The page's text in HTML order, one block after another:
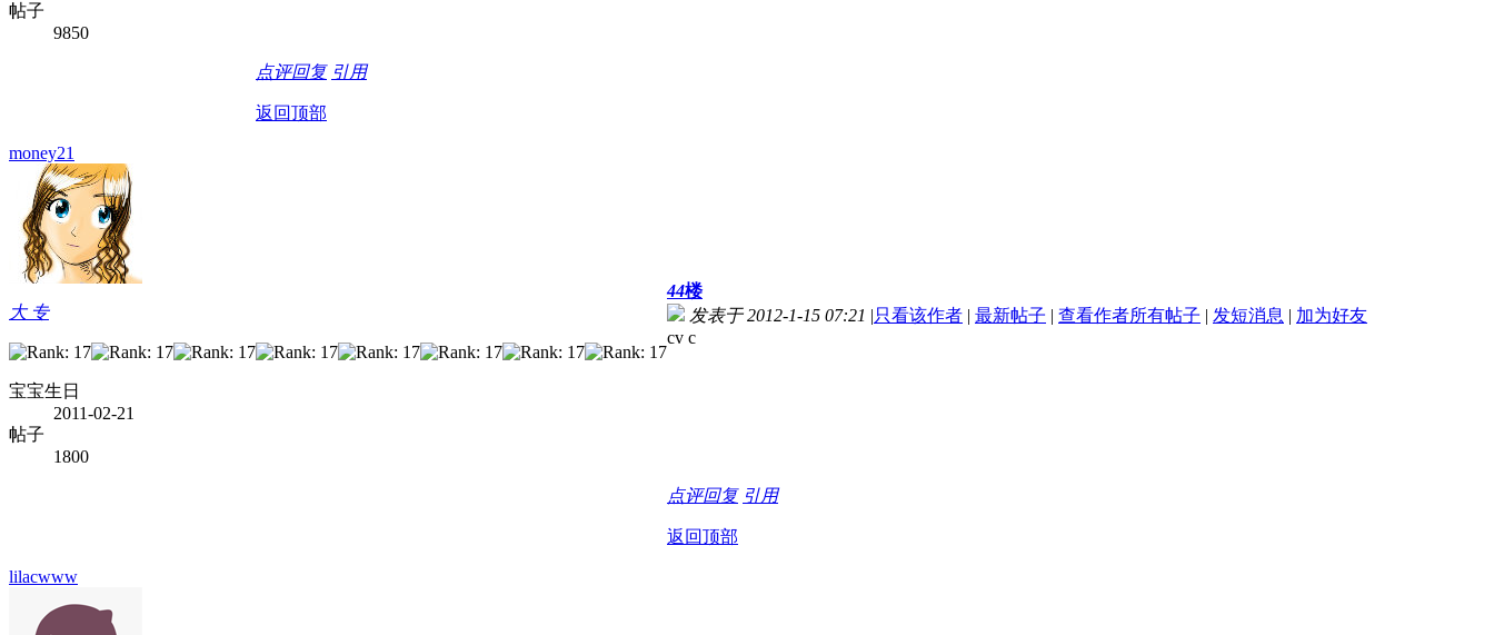
帖子
9850
点评回复 引用
返回顶部
money21
大 专
宝宝生日
2011-02-21
帖子
1800
44楼
发表于 2012-1-15 07:21 |只看该作者 | 最新帖子 | 查看作者所有帖子 | 发短消息 | 加为好友
cv c
点评回复 引用
返回顶部
lilacwww